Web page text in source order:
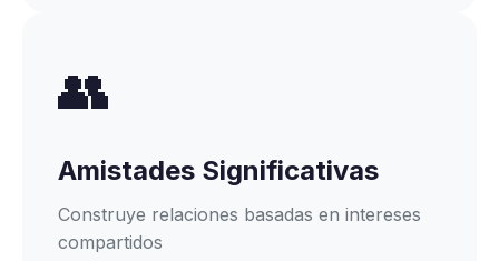
👥
Amistades Significativas
Construye relaciones basadas en intereses
compartidos